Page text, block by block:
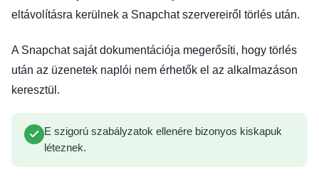
eltávolításra kerülnek a Snapchat szervereiről törlés után.
A Snapchat saját dokumentációja megerősíti, hogy törlés
után az üzenetek naplói nem érhetők el az alkalmazáson
keresztül.
E szigorú szabályzatok ellenére bizonyos kiskapuk
léteznek.